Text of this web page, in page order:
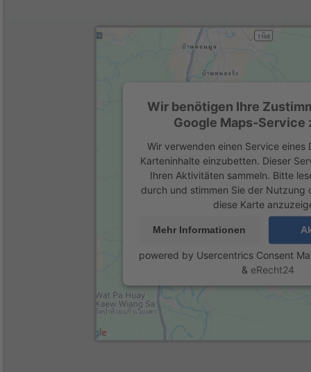
Wir benötigen Ihre
Google Maps-Service
Wir verwenden einen Service eines
Karteninhalte einzubetten. Dieser
Ihren Aktivitäten sammeln. Bitte
durch und stimmen Sie der Nutzung
diese Karte
Mehr Informationen
powered by Usercentrics Consent
& eRecht24